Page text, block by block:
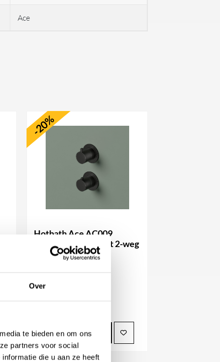
Over
te bieden en om ons
partners voor social
die u aan ze heeft
Ace
-20%
Hotbath Ace AC009
Inbouw thermostaat 2-weg
stop-omstel
970,42Oorspronkelijke
776,34Huidige
776,34.
BEKIJK PRODUCT